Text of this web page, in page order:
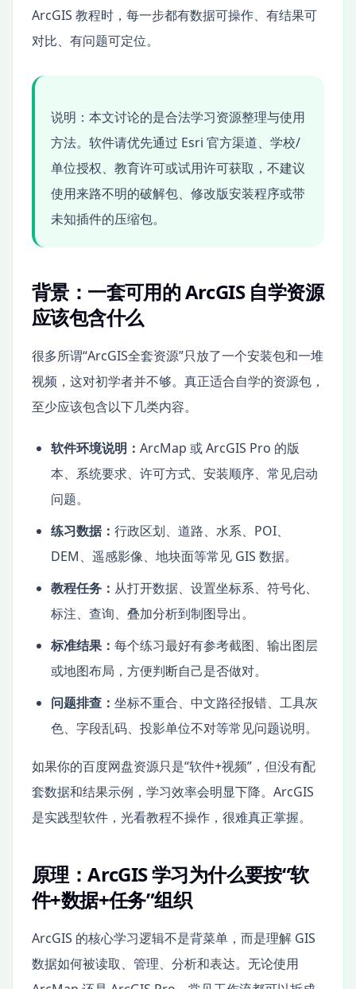
ArcGIS 教程时，每一步都有数据可操作、有结果可
对比、有问题可定位。
说明：本文讨论的是合法学习资源整理与使用
方法。软件请优先通过 Esri 官方渠道、学校/
单位授权、教育许可或试用许可获取，不建议
使用来路不明的破解包、修改版安装程序或带
未知插件的压缩包。
背景：一套可用的 ArcGIS 自学资源
应该包含什么
很多所谓“ArcGIS全套资源”只放了一个安装包和一堆
视频，这对初学者并不够。真正适合自学的资源包，
至少应该包含以下几类内容。
软件环境说明： ArcMap 或 ArcGIS Pro 的版
本、系统要求、许可方式、安装顺序、常见启动
问题。
练习数据： 行政区划、道路、水系、POI、
DEM、遥感影像、地块面等常见 GIS 数据。
教程任务： 从打开数据、设置坐标系、符号化、
标注、查询、叠加分析到制图导出。
标准结果： 每个练习最好有参考截图、输出图层
或地图布局，方便判断自己是否做对。
问题排查： 坐标不重合、中文路径报错、工具灰
色、字段乱码、投影单位不对等常见问题说明。
如果你的百度网盘资源只是“软件+视频”，但没有配
套数据和结果示例，学习效率会明显下降。ArcGIS
是实践型软件，光看教程不操作，很难真正掌握。
原理：ArcGIS 学习为什么要按“软
件+数据+任务”组织
ArcGIS 的核心学习逻辑不是背菜单，而是理解 GIS
数据如何被读取、管理、分析和表达。无论使用